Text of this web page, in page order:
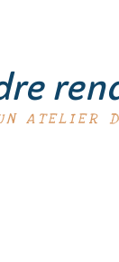
ATELIER